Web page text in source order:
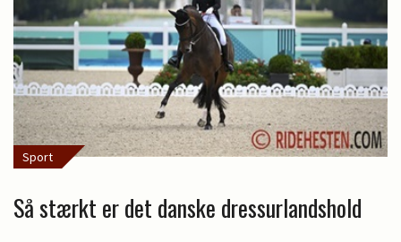
Sport
Så stærkt er det danske dressurlandshold